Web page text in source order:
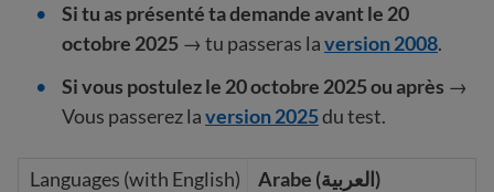
Si tu as présenté ta demande avant le 20
octobre 2025 → tu passeras laversion 2008.
Si vous postulez le 20 octobre 2025 ou après →
Vous passerez laversion 2025du test.
Arabe (العربية)